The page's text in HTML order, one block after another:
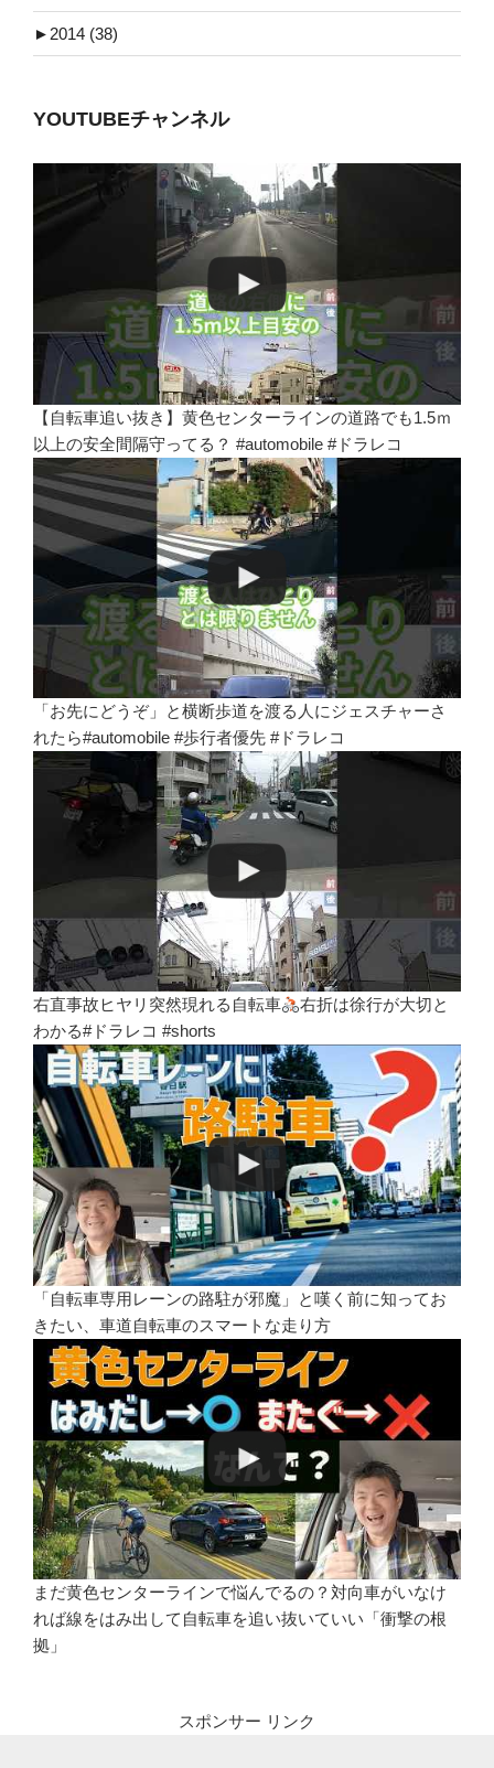
► 2014 (38)
YOUTUBEチャンネル
【自転車追い抜き】黄色センターラインの道路でも1.5ｍ
以上の安全間隔守ってる？ #automobile #ドラレコ
「お先にどうぞ」と横断歩道を渡る人にジェスチャーさ
れたら#automobile #歩行者優先 #ドラレコ
右直事故ヒヤリ突然現れる自転車
右折は徐行が大切と
わかる#ドラレコ #shorts
「自転車専用レーンの路駐が邪魔」と嘆く前に知ってお
きたい、車道自転車のスマートな走り方
まだ黄色センターラインで悩んでるの？対向車がいなけ
れば線をはみ出して自転車を追い抜いていい「衝撃の根
拠」
スポンサー リンク